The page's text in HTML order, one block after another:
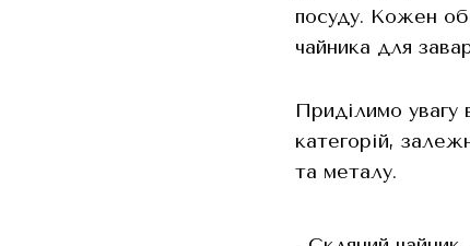
посуду. Кожен
чайника для
Приділимо увагу
категорій,
та металу.